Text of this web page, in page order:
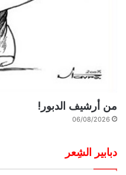
من أرشيف الدبور!
06/08/2026
دبابير الشِعر